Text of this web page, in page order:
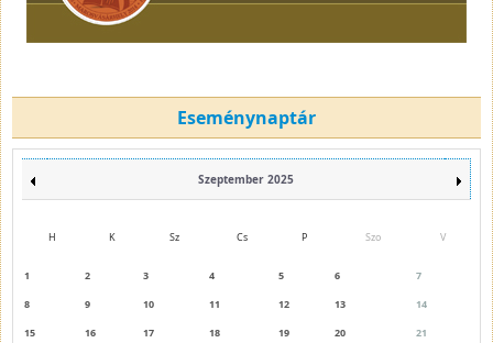
Eseménynaptár
Szeptember 2025
H K Sz Cs P Szo V
1 2 3 4 5 6
7
8
9 10 11 12 13
14
15
16 17 18 19 20
21